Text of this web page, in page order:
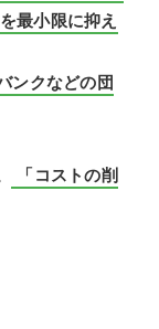
最小限に抑え
ンクなどの団
「コストの削